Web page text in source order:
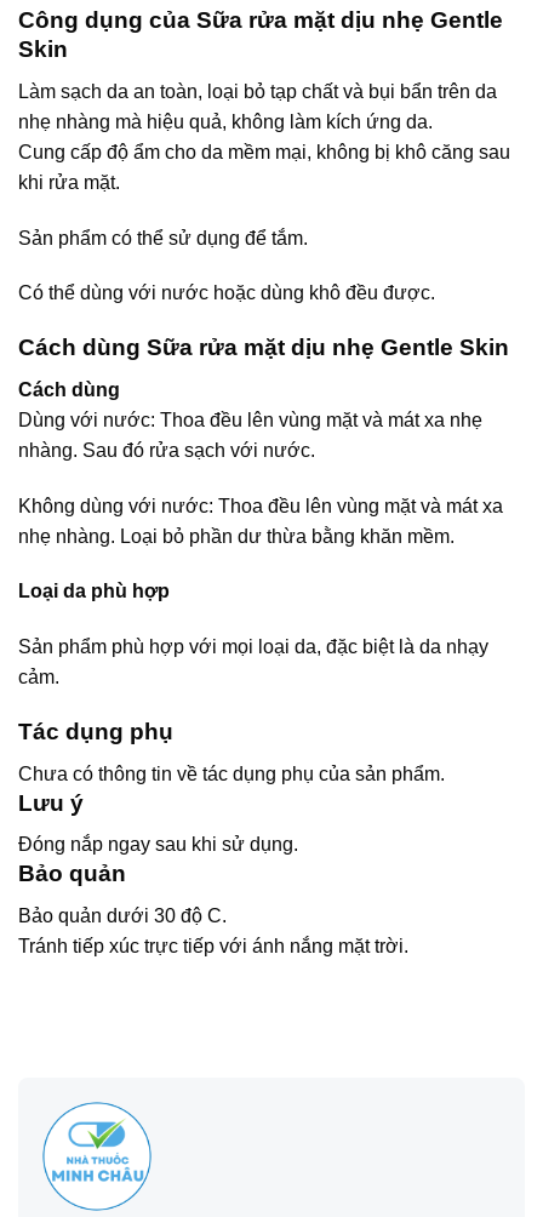
Công dụng của Sữa rửa mặt dịu nhẹ Gentle
Skin
Làm sạch da an toàn, loại bỏ tạp chất và bụi bẩn trên da
nhẹ nhàng mà hiệu quả, không làm kích ứng da.
Cung cấp độ ẩm cho da mềm mại, không bị khô căng sau
khi rửa mặt.
Sản phẩm có thể sử dụng để tắm.
Có thể dùng với nước hoặc dùng khô đều được.
Cách dùng Sữa rửa mặt dịu nhẹ Gentle Skin
Cách dùng
Dùng với nước: Thoa đều lên vùng mặt và mát xa nhẹ
nhàng. Sau đó rửa sạch với nước.
Không dùng với nước: Thoa đều lên vùng mặt và mát xa
nhẹ nhàng. Loại bỏ phần dư thừa bằng khăn mềm.
Loại da phù hợp
Sản phẩm phù hợp với mọi loại da, đặc biệt là da nhạy
cảm.
Tác dụng phụ
Chưa có thông tin về tác dụng phụ của sản phẩm.
Lưu ý
Đóng nắp ngay sau khi sử dụng.
Bảo quản
Bảo quản dưới 30 độ C.
Tránh tiếp xúc trực tiếp với ánh nắng mặt trời.